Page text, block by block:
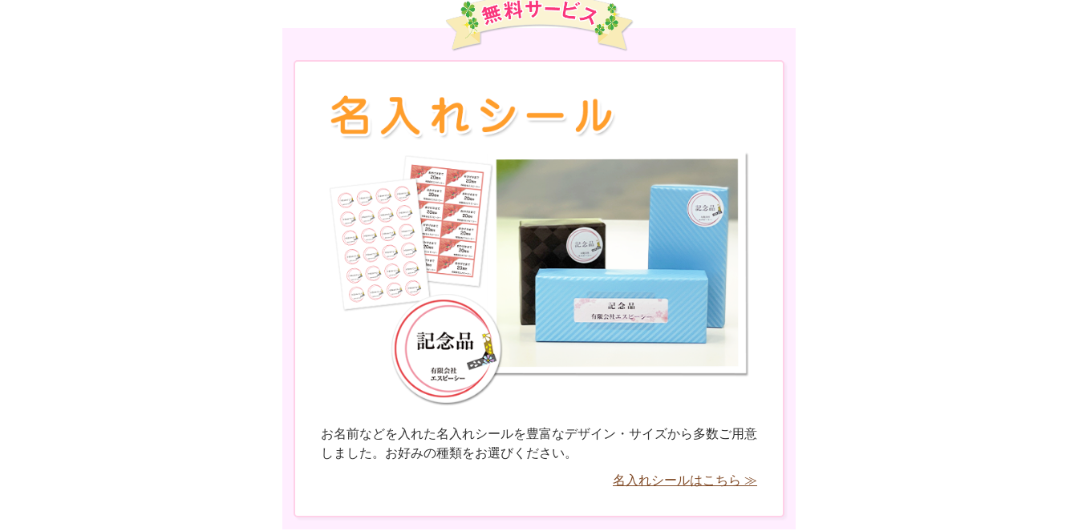
お名前などを入れた名入れシールを豊富なデザイン・サイズから多数ご用意
しました。お好みの種類をお選びください。
名入れシールはこちら ≫